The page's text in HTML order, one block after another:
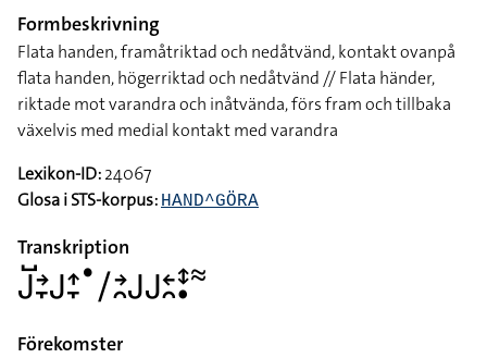
Formbeskrivning
Flata handen, framåtriktad och nedåtvänd, kontakt ovanpå
flata handen, högerriktad och nedåtvänd // Flata händer,
riktade mot varandra och inåtvända, förs fram och tillbaka
växelvis med medial kontakt med varandra
Lexikon-ID:24067
Glosa i STS-korpus: HAND^GÖRA
Transkription
􌤢􌤹􌥔􌥙􌤢􌤴􌥙􌤟􌥠􌥔􌥘􌤢􌤢􌥓􌥘􌥥􌥡􌦇
Förekomster